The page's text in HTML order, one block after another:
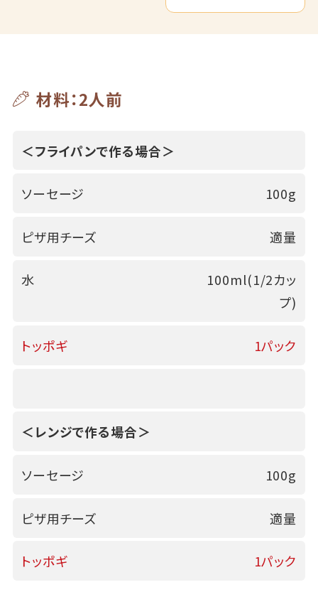
材料：2人前
＜フライパンで作る場合＞
ソーセージ 100g
ピザ用チーズ 適量
水
100ml(1/2カッ
プ)
トッポギ 1パック
＜レンジで作る場合＞
ソーセージ 100g
ピザ用チーズ 適量
トッポギ 1パック